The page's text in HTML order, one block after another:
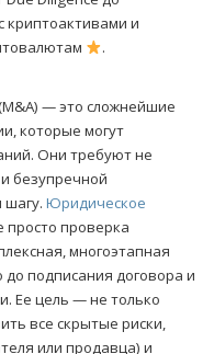
криптоактивами и
.
— это сложнейшие
которые могут
Они требуют не
безупречной
Юридическое
проверка
многоэтапная
до подписания договора и
Ее цель — не только
все скрытые риски,
или продавца) и